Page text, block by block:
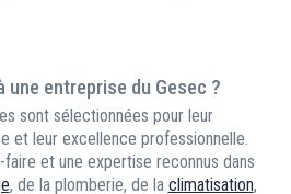
une entreprise du Gesec ?
sont sélectionnées pour leur
et leur excellence professionnelle.
faire et une expertise reconnus dans
, de la plomberie, de la climatisation,